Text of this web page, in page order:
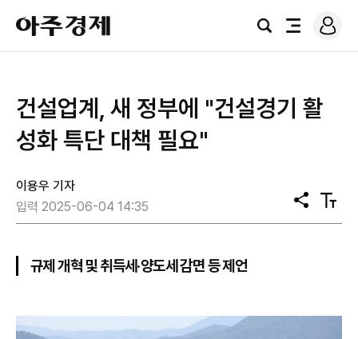
아
주
경
검
전
로
그
건설업계, 새 정부에 "건설경기 활
성화 특단 대책 필요"
이용우 기자
입력 2025-06-04 14:35
공
유
텍
스
규제 개혁 및 취득세·양도세 감면 등 제언